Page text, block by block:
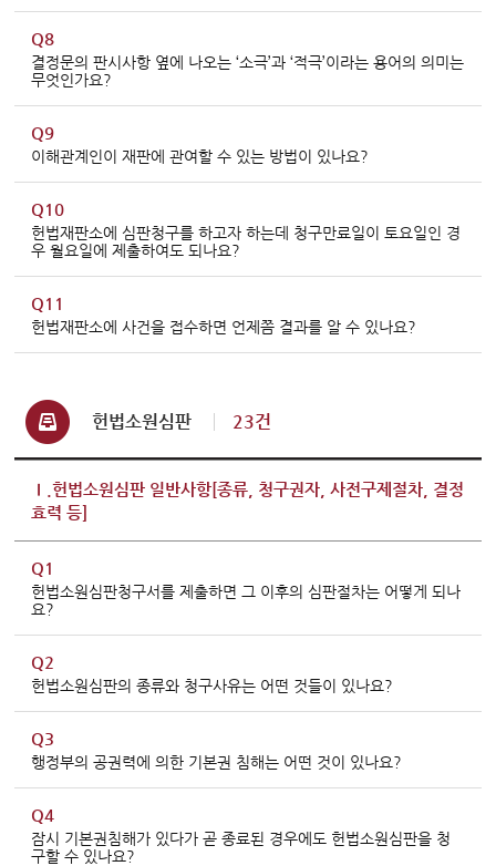
Q8
결정문의 판시사항 옆에 나오는 ‘소극’과 ‘적극’이라는 용어의 의미는
무엇인가요?
Q9
이해관계인이 재판에 관여할 수 있는 방법이 있나요?
Q10
헌법재판소에 심판청구를 하고자 하는데 청구만료일이 토요일인 경
우 월요일에 제출하여도 되나요?
Q11
헌법재판소에 사건을 접수하면 언제쯤 결과를 알 수 있나요?
헌법소원심판 23건
Ⅰ.헌법소원심판 일반사항[종류, 청구권자, 사전구제절차, 결정
효력 등]
Q1
헌법소원심판청구서를 제출하면 그 이후의 심판절차는 어떻게 되나
요?
Q2
헌법소원심판의 종류와 청구사유는 어떤 것들이 있나요?
Q3
행정부의 공권력에 의한 기본권 침해는 어떤 것이 있나요?
Q4
잠시 기본권침해가 있다가 곧 종료된 경우에도 헌법소원심판을 청
구할 수 있나요?